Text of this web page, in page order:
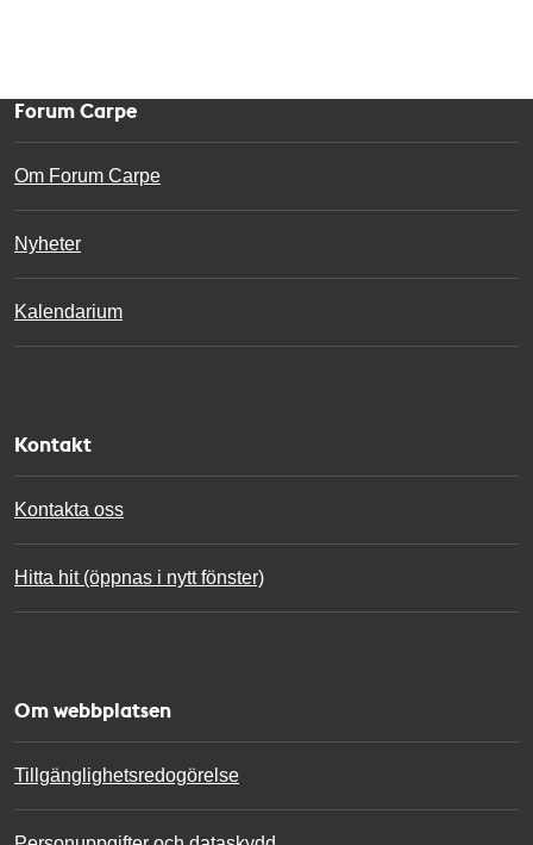
Forum Carpe
Om Forum Carpe
Nyheter
Kalendarium
Kontakt
Kontakta oss
Hitta hit (öppnas i nytt fönster)
Om webbplatsen
Tillgänglighetsredogörelse